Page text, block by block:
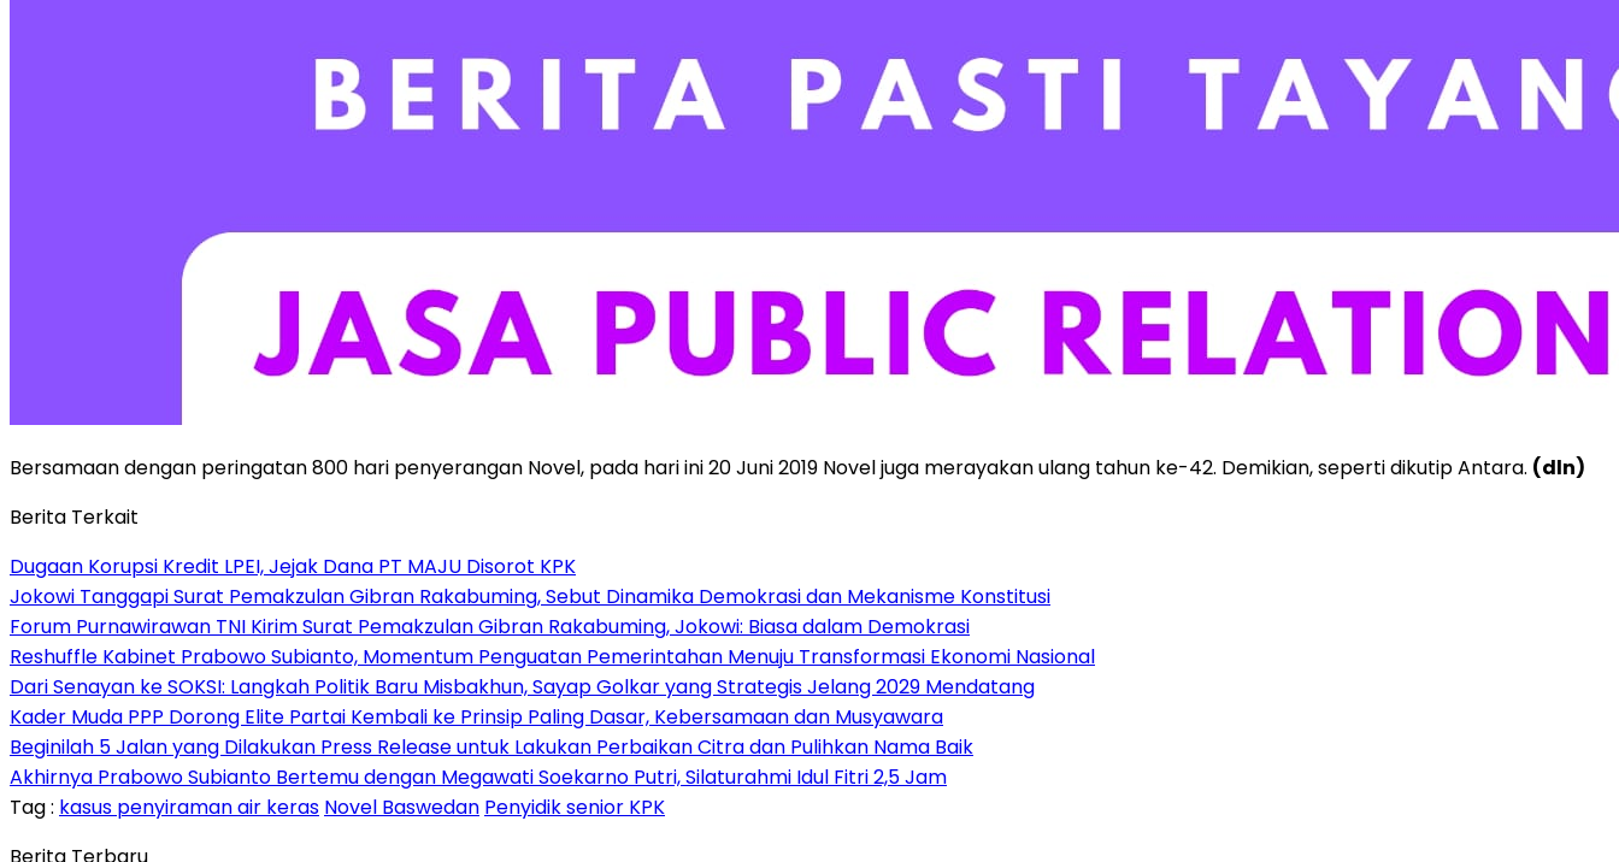
Bersamaan dengan peringatan 800 hari penyerangan Novel, pada hari ini 20 Juni 2019 Novel juga merayakan ulang tahun ke-42. Demikian, seperti dikutip Antara. (dln)
Berita Terkait
Dugaan Korupsi Kredit LPEI, Jejak Dana PT MAJU Disorot KPK
Jokowi Tanggapi Surat Pemakzulan Gibran Rakabuming, Sebut Dinamika Demokrasi dan Mekanisme Konstitusi
Forum Purnawirawan TNI Kirim Surat Pemakzulan Gibran Rakabuming, Jokowi: Biasa dalam Demokrasi
Reshuffle Kabinet Prabowo Subianto, Momentum Penguatan Pemerintahan Menuju Transformasi Ekonomi Nasional
Dari Senayan ke SOKSI: Langkah Politik Baru Misbakhun, Sayap Golkar yang Strategis Jelang 2029 Mendatang
Kader Muda PPP Dorong Elite Partai Kembali ke Prinsip Paling Dasar, Kebersamaan dan Musyawara
Beginilah 5 Jalan yang Dilakukan Press Release untuk Lakukan Perbaikan Citra dan Pulihkan Nama Baik
Akhirnya Prabowo Subianto Bertemu dengan Megawati Soekarno Putri, Silaturahmi Idul Fitri 2,5 Jam
Tag : kasus penyiraman air keras Novel Baswedan Penyidik senior KPK
Berita Terbaru